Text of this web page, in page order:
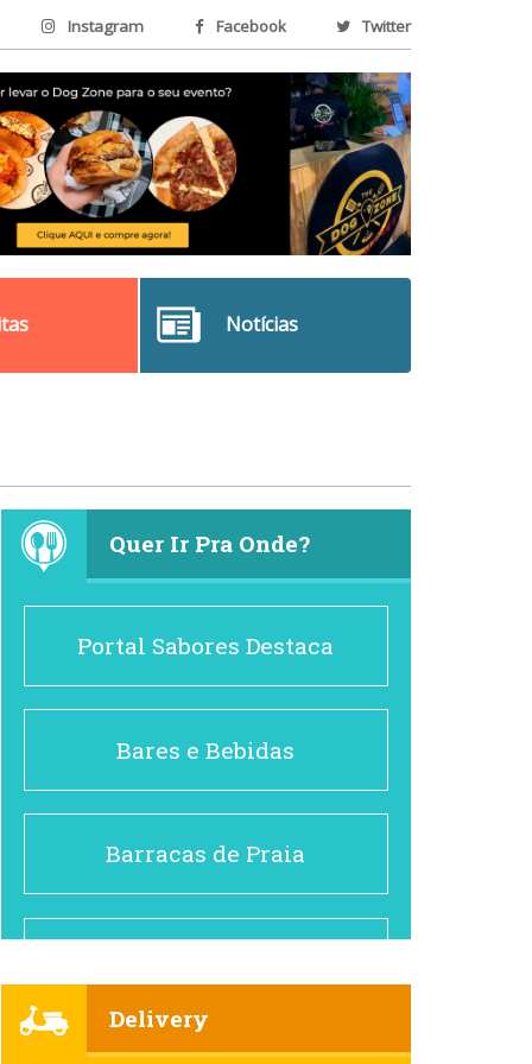
Instagram Facebook Twitter
Notícias
Quer Ir Pra Onde?
Portal Sabores Destaca
Bares e Bebidas
Barracas de Praia
Delivery